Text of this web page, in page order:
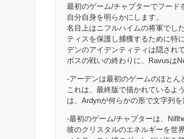
最初のゲーム/チャプターでフード
自分自身を明らかにします。
名目上はニフルハイムの将軍でし
ティスを保護し捕獲するために特
デンのアイデンティティは隠され
ボスの戦いの終わりに、Ravusは
-アーデンは最初のゲームのほとん
これは、最終版で描かれているよ
は、Ardynが何らかの形で文字列
-最初のゲーム/チャプターは、
彼のクリスタルのエネルギーを世